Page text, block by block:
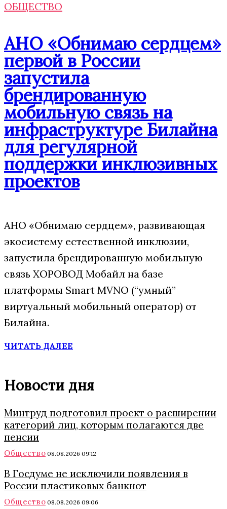
ОБЩЕСТВО
АНО «Обнимаю сердцем»
первой в России
запустила
брендированную
мобильную связь на
инфраструктуре Билайна
для регулярной
поддержки инклюзивных
проектов
АНО «Обнимаю сердцем», развивающая
экосистему естественной инклюзии,
запустила брендированную мобильную
связь ХОРОВОД Мобайл на базе
платформы Smart MVNO (“умный”
виртуальный мобильный оператор) от
Билайна.
ЧИТАТЬ ДАЛЕЕ
Новости дня
Минтруд подготовил проект о расширении
категорий лиц, которым полагаются две
пенсии
Общество 08.08.2026 09:12
В Госдуме не исключили появления в
России пластиковых банкнот
Общество 08.08.2026 09:06